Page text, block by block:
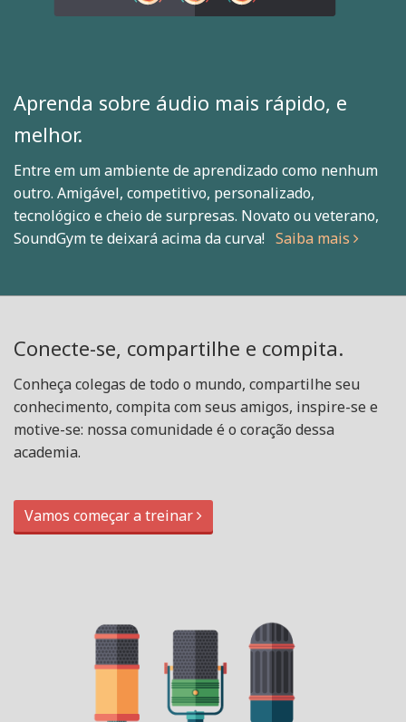
Aprenda sobre áudio mais rápido, e
melhor.
Entre em um ambiente de aprendizado como nenhum
outro. Amigável, competitivo, personalizado,
tecnológico e cheio de surpresas. Novato ou veterano,
SoundGym te deixará acima da curva! Saiba mais
Conecte-se, compartilhe e compita.
Conheça colegas de todo o mundo, compartilhe seu
conhecimento, compita com seus amigos, inspire-se e
motive-se: nossa comunidade é o coração dessa
academia.
Vamos começar a treinar